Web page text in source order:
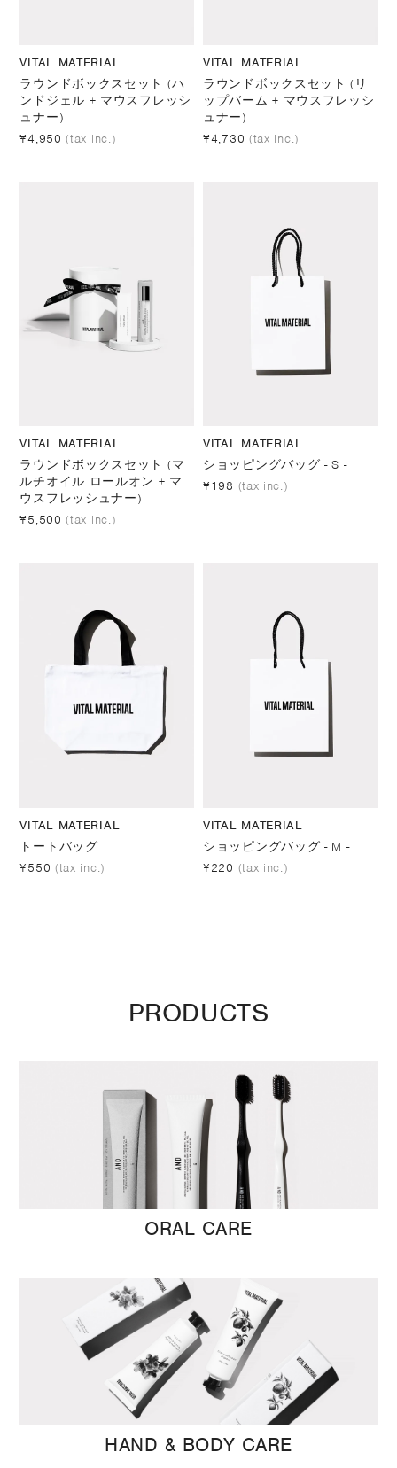
VITAL MATERIAL
ラウンドボックスセット (ハ
ンドジェル + マウスフレッシ
ュナー)
¥4,950 (tax inc.)
VITAL MATERIAL
ラウンドボックスセット (リ
ップバーム + マウスフレッシ
ュナー)
¥4,730 (tax inc.)
VITAL MATERIAL
ラウンドボックスセット (マ
ルチオイル ロールオン + マ
ウスフレッシュナー)
¥5,500 (tax inc.)
VITAL MATERIAL
ショッピングバッグ - S -
¥198 (tax inc.)
VITAL MATERIAL
トートバッグ
¥550 (tax inc.)
VITAL MATERIAL
ショッピングバッグ - M -
¥220 (tax inc.)
PRODUCTS
ORAL CARE
HAND & BODY CARE